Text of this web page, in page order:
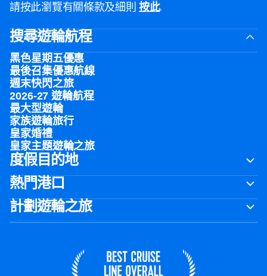
請按此瀏覽有關條款及細則按此.
搜尋遊輪航程
黑色星期五優惠
最後召集優惠航線
週末快閃之旅
2026-27 遊輪航程
最大型遊輪
家族遊輪旅行
皇家婚禮
皇家主題遊輪之旅
度假目的地
熱門港口
計劃遊輪之旅